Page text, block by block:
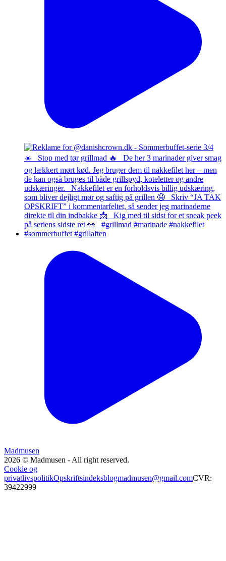
Madmusen
2026 © Madmusen - All right reserved.
Cookie og
privatlivspolitikOpskriftsindeksblogmadmusen@gmail.comCVR:
39422999